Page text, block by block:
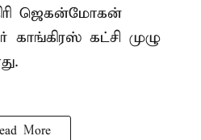
ஜெகன்மோகன்
கட்சி முழு
More